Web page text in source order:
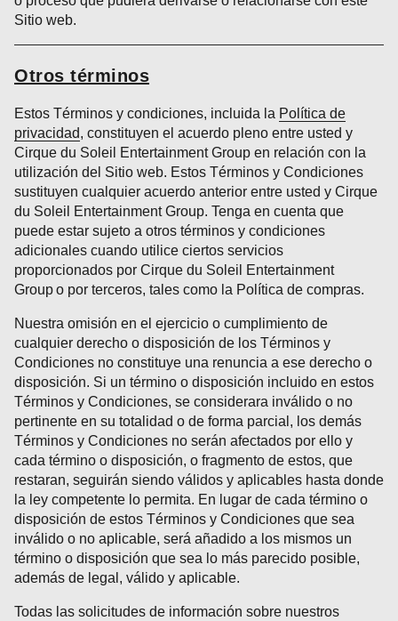
Sitio web.
Otros términos
Estos Términos y condiciones, incluida la Política de
privacidad, constituyen el acuerdo pleno entre usted y
Cirque du Soleil Entertainment Group en relación con la
utilización del Sitio web. Estos Términos y Condiciones
sustituyen cualquier acuerdo anterior entre usted y Cirque
du Soleil Entertainment Group. Tenga en cuenta que
puede estar sujeto a otros términos y condiciones
adicionales cuando utilice ciertos servicios
proporcionados por Cirque du Soleil Entertainment
Group o por terceros, tales como la Política de compras.
Nuestra omisión en el ejercicio o cumplimiento de
cualquier derecho o disposición de los Términos y
Condiciones no constituye una renuncia a ese derecho o
disposición. Si un término o disposición incluido en estos
Términos y Condiciones, se considerara inválido o no
pertinente en su totalidad o de forma parcial, los demás
Términos y Condiciones no serán afectados por ello y
cada término o disposición, o fragmento de estos, que
restaran, seguirán siendo válidos y aplicables hasta donde
la ley competente lo permita. En lugar de cada término o
disposición de estos Términos y Condiciones que sea
inválido o no aplicable, será añadido a los mismos un
término o disposición que sea lo más parecido posible,
además de legal, válido y aplicable.
Todas las solicitudes de información sobre nuestros